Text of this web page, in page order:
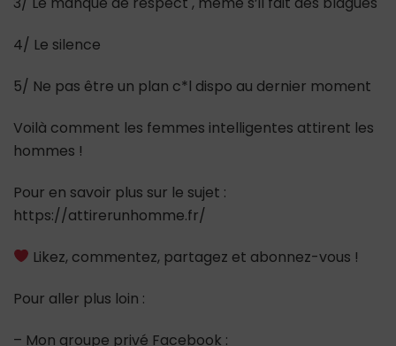
4/ Le silence
5/ Ne pas être un plan c*l dispo au dernier moment
Voilà comment les femmes intelligentes attirent les
hommes !
Pour en savoir plus sur le sujet :
https://attirerunhomme.fr/
Likez, commentez, partagez et abonnez-vous !
Pour aller plus loin :
– Mon groupe privé Facebook :